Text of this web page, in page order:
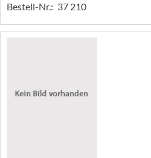
Bestell-Nr.: 37 210